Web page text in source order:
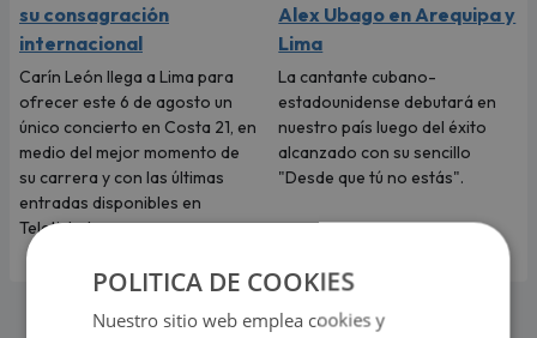
su consagración
internacional
Carín León llega a Lima para
ofrecer este 6 de agosto un
único concierto en Costa 21, en
medio del mejor momento de
su carrera y con las últimas
entradas disponibles en
Teleticket.
Alex Ubago en Arequipa y
Lima
La cantante cubano-
estadounidense debutará en
nuestro país luego del éxito
alcanzado con su sencillo
"Desde que tú no estás".
POLITICA DE COOKIES
Nuestro sitio web emplea cookies y